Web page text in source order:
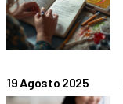
19 Agosto 2025